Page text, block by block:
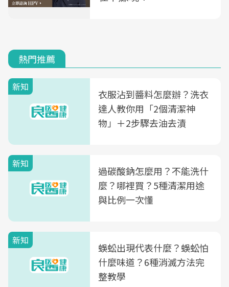
熱門推薦
新知
衣服沾到醬料怎麼辦？洗衣
達人教你用「2個清潔神
物」＋2步驟去油去漬
新知
過碳酸鈉怎麼用？不能洗什
麼？哪裡買？5種清潔用途
與比例一次懂
新知
蜈蚣出現代表什麼？蜈蚣怕
什麼味道？6種消滅方法完
整教學